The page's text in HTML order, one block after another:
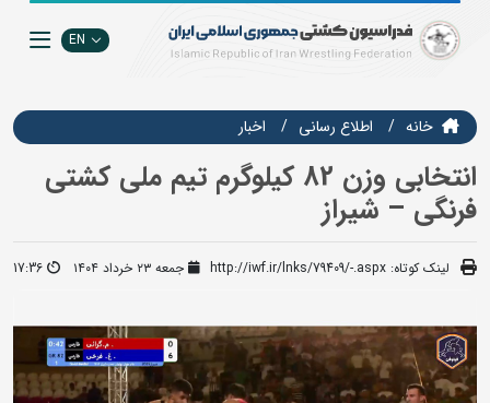
EN
خانه اطلاع رسانی اخبار
انتخابی وزن 82 کیلوگرم تیم ملی کشتی
فرنگی – شیراز
لینک کوتاه: http://iwf.ir/lnks/79409/-.aspx جمعه ۲۳ خرداد ۱۴۰۴ 17:36